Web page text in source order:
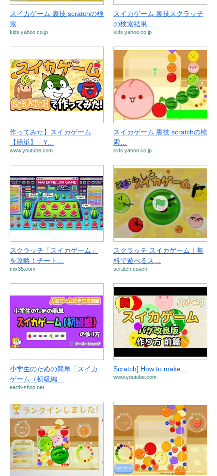
スイカゲーム 裏技 scratchの検
索…
kids.yahoo.co.jp
スイカゲーム 裏技スクラッチ
の検索結果 …
kids.yahoo.co.jp
作ってみた】スイカゲーム
【簡単】 - Y…
www.youtube.com
スイカゲーム 裏技 scratchの検
索…
kids.yahoo.co.jp
スクラッチ「スイカゲーム」
を攻略！チート…
mix35.com
スクラッチ スイカゲーム｜無
料で遊べるス…
scratch.coach
小学生のための簡単「スイカ
ゲーム（初級編…
earth-shop.net
Scratch] How to make…
www.youtube.com